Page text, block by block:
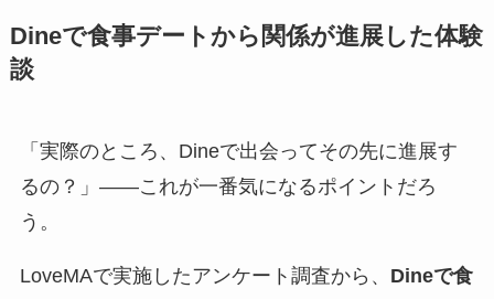
Dineで食事デートから関係が進展した体験
談
「実際のところ、Dineで出会ってその先に進展す
るの？」——これが一番気になるポイントだろ
う。
LoveMAで実施したアンケート調査から、 Dineで食